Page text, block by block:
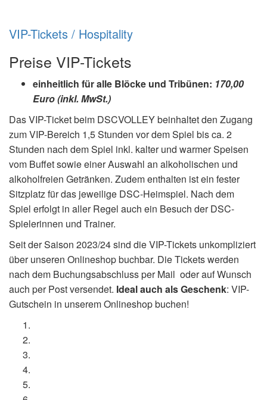
VIP-Tickets / Hospitality
Preise VIP-Tickets
einheitlich für alle Blöcke und Tribünen: 170,00
Euro (inkl. MwSt.)
Das VIP-Ticket beim DSCVOLLEY beinhaltet den Zugang
zum VIP-Bereich 1,5 Stunden vor dem Spiel bis ca. 2
Stunden nach dem Spiel inkl. kalter und warmer Speisen
vom Buffet sowie einer Auswahl an alkoholischen und
alkoholfreien Getränken. Zudem enthalten ist ein fester
Sitzplatz für das jeweilige DSC-Heimspiel. Nach dem
Spiel erfolgt in aller Regel auch ein Besuch der DSC-
Spielerinnen und Trainer.
Seit der Saison 2023/24 sind die VIP-Tickets unkompliziert
über unseren Onlineshop buchbar. Die Tickets werden
nach dem Buchungsabschluss per Mail oder auf Wunsch
auch per Post versendet. Ideal auch als Geschenk: VIP-
Gutschein in unserem Onlineshop buchen!